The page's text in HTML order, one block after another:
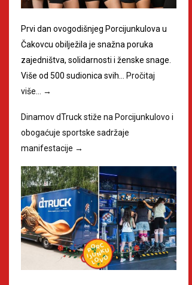
Prvi dan ovogodišnjeg Porcijunkulova u
Čakovcu obilježila je snažna poruka
zajedništva, solidarnosti i ženske snage.
Više od 500 sudionica svih… Pročitaj
više…
→
Dinamov dTruck stiže na Porcijunkulovo i
obogaćuje sportske sadržaje
manifestacije →